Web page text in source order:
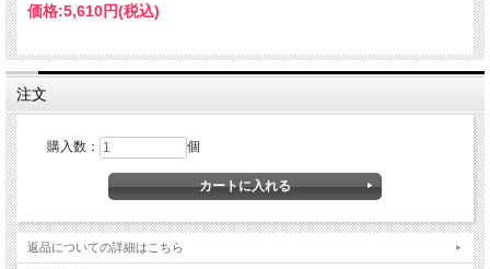
価格:5,610円(税込)
注文
購入数： 個
返品についての詳細はこちら